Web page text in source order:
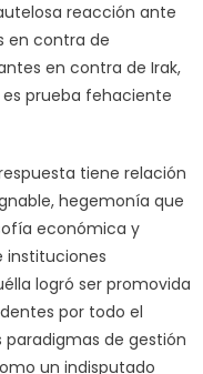
reacción ante
en contra de
en contra de Irak,
prueba fehaciente
tiene relación
hegemonía que
económica y
instituciones
logró ser promovida
por todo el
paradigmas de gestión
un indisputado